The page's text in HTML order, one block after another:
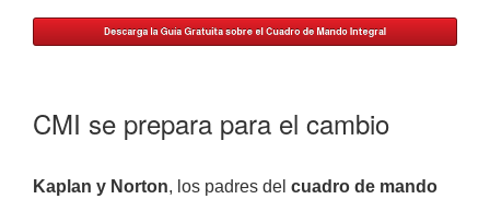
CMI se prepara para el cambio
Kaplan y Norton, los padres del cuadro de mando